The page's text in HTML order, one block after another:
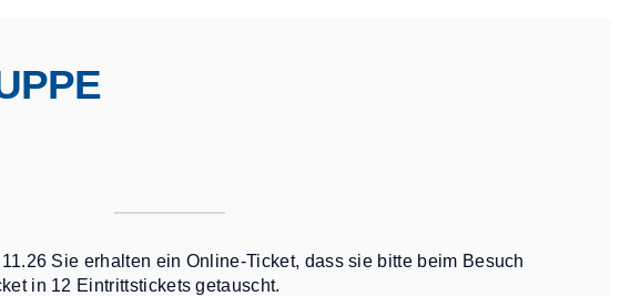
Sie erhalten ein Online-Ticket, dass sie bitte beim Besuch
in 12 Eintrittstickets getauscht.